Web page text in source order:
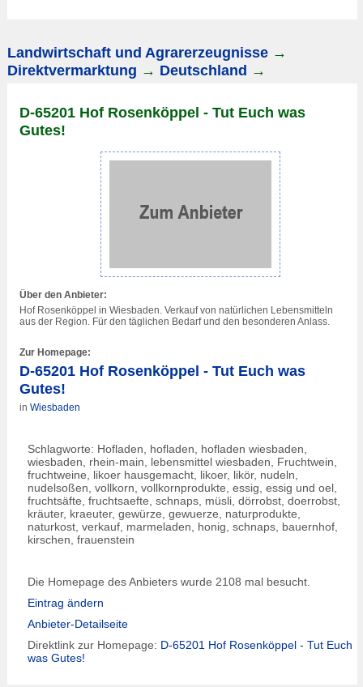
Landwirtschaft und Agrarerzeugnisse →
Direktvermarktung → Deutschland →
D-65201 Hof Rosenköppel - Tut Euch was
Gutes!
Über den Anbieter:
Hof Rosenköppel in Wiesbaden. Verkauf von natürlichen Lebensmitteln
aus der Region. Für den täglichen Bedarf und den besonderen Anlass.
Zur Homepage:
D-65201 Hof Rosenköppel - Tut Euch was
Gutes!
in Wiesbaden
Schlagworte: Hofladen, hofladen, hofladen wiesbaden
wiesbaden , rhein-main, lebensmittel wiesbaden , Fruchtwein,
fruchtweine, likoer hausgemacht, likoer, likör, nudeln,
nudelsoßen, vollkorn, vollkornprodukte, essig, essig und oel,
fruchtsäfte, fruchtsaefte, schnaps, müsli, dörrobst, doerrobst,
kräuter, kraeuter, gewürze, gewuerze, naturprodukte,
naturkost, verkauf, marmeladen, honig, schnaps, bauernhof,
kirschen, frauenstein
Die Homepage des Anbieters wurde 2108 mal besucht.
Eintrag ändern
Anbieter-Detailseite
Direktlink zur Homepage: D-65201 Hof Rosenköppel - Tut Euch
was Gutes!